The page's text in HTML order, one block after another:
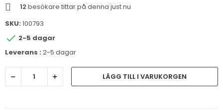
12 besökare tittar på denna just nu
SKU: 100793
 2-5 dagar
Leverans : 2-5 dagar
LÄGG TILL I VARUKORGEN